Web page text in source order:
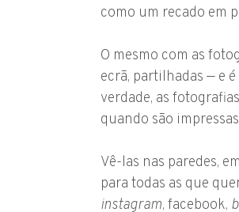
como um recado em
O mesmo com as
ecrã, partilhadas — e
verdade, as
quando são
Vê-las nas paredes,
para todas as que
instagram, facebook,